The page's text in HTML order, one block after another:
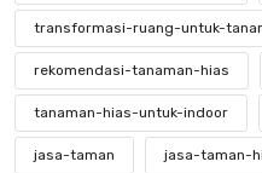
transformasi-ruang-untuk-
rekomendasi-tanaman-hias
tanaman-hias-untuk-indoor
jasa-taman jasa-taman-